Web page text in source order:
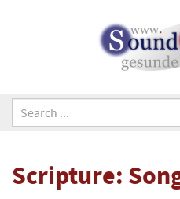
Scripture: